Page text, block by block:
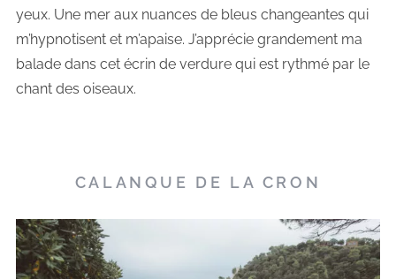
yeux. Une mer aux nuances de bleus changeantes qui
m’hypnotisent et m’apaise. J’apprécie grandement ma
balade dans cet écrin de verdure qui est rythmé par le
chant des oiseaux.
CALANQUE DE LA CRON